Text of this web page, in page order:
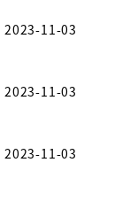
2023-11-03
2023-11-03
2023-11-03